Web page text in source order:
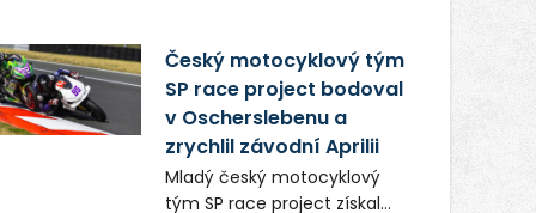
autorská čtení a rozhovory.
Vstupenky v ceně 450 Kč
jsou v prodeji.
darovat tuto
nenahraditelnou tělní
tekutinu neobejde. Naléhavá
potřeba doplnit krevní zásoby
nastává vždy v létě, kdy
stoupá počet úrazů. Česká
Český motocyklový tým
SP race project bodoval
v Oscherslebenu a
zrychlil závodní Aprilii
Mladý český motocyklový
tým SP race project získal